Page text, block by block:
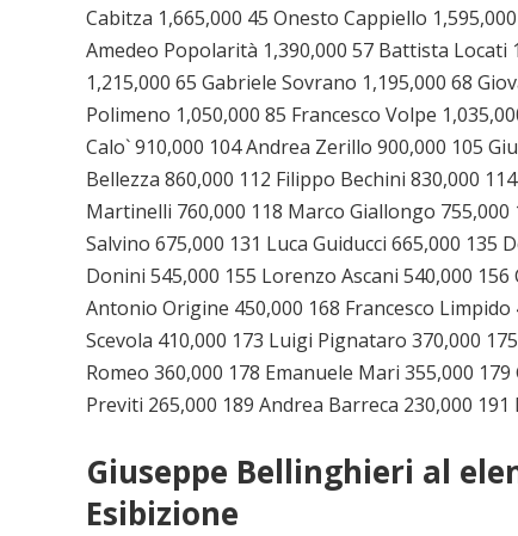
Cabitza 1,665,000 45 Onesto Cappiello
Amedeo Popolarità 1,390,000 57 Battista
1,215,000 65 Gabriele Sovrano 1,195,000 68
Polimeno 1,050,000 85 Francesco Volpe
Calo` 910,000 104 Andrea Zerillo 900,000 105
Bellezza 860,000 112 Filippo Bechini 830,000
Martinelli 760,000 118 Marco Giallongo 755,000
Salvino 675,000 131 Luca Guiducci 665,000 135
Donini 545,000 155 Lorenzo Ascani 540,000
Antonio Origine 450,000 168 Francesco
Scevola 410,000 173 Luigi Pignataro 370,000
Romeo 360,000 178 Emanuele Mari 355,000
Previti 265,000 189 Andrea Barreca 230,000
Giuseppe Bellinghieri al
Esibizione